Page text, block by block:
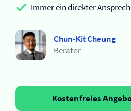
Immer ein direkter
Chun-Kit Cheung
Berater
Kostenfreies